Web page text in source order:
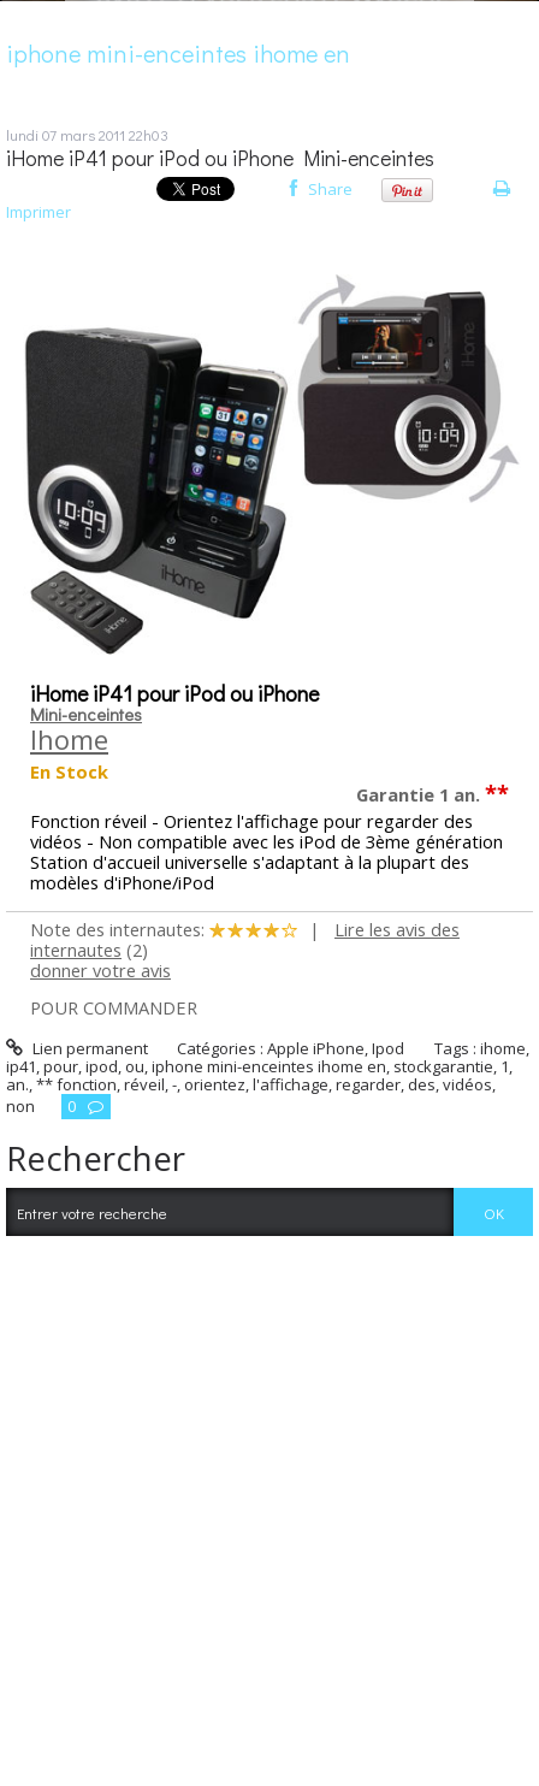
iphone mini-enceintes ihome en
lundi 07 mars 2011 22h03
iHome iP41 pour iPod ou iPhone Mini-enceintes
Share
Imprimer
iHome iP41 pour iPod ou iPhone
Mini-enceintes
Ihome
En Stock
Garantie 1 an. **
Fonction réveil - Orientez l'affichage pour regarder des
vidéos - Non compatible avec les iPod de 3ème génération
Station d'accueil universelle s'adaptant à la plupart des
modèles d'iPhone/iPod
Note des internautes:
|
Lire les avis des
internautes (2)
donner votre avis
POUR COMMANDER
Lien permanent Catégories :Apple iPhone,Ipod Tags :ihome,
ip41,pour,ipod, ou,iphone mini-enceintes ihome en, stockgarantie, 1,
an.,** fonction,réveil,-, orientez,l'affichage,regarder, des,vidéos,
non
0
Rechercher